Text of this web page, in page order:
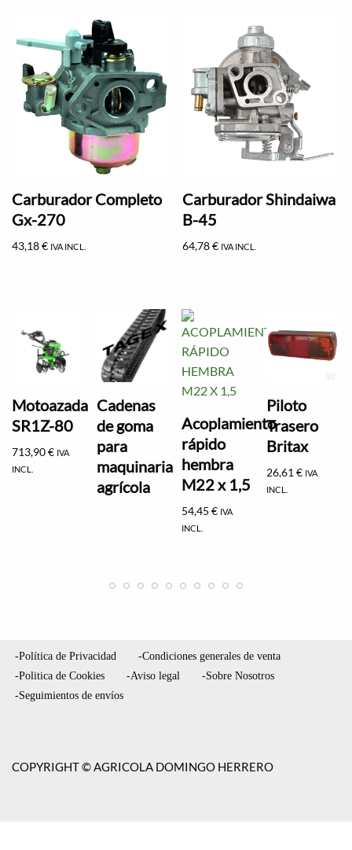
Carburador Completo
Gx-270
43,18€ IVA INCL.
Carburador Shindaiwa
B-45
64,78€ IVA INCL.
Motoazada
SR1Z-80
713,90€ IVA
INCL.
Cadenas
de goma
para
maquinaria
agrícola
Acoplamiento
rápido
hembra
M22 x 1,5
54,45€ IVA
INCL.
Piloto
Trasero
Britax
26,61€ IVA
INCL.
-Política de Privacidad
-Condiciones generales de venta
-Politica de Cookies
-Aviso legal
-Sobre Nosotros
-Seguimientos de envíos
COPYRIGHT © AGRICOLA DOMINGO HERRERO